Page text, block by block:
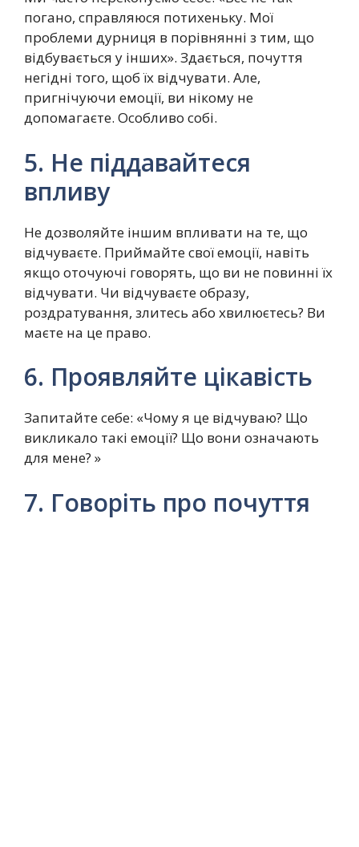
погано, справляюся потихеньку. Мої
проблеми дурниця в порівнянні з тим, що
відбувається у інших». Здається, почуття
негідні того, щоб їх відчувати. Але,
пригнічуючи емоції, ви нікому не
допомагаєте. Особливо собі.
5. Не піддавайтеся
впливу
Не дозволяйте іншим впливати на те, що
відчуваєте. Приймайте свої емоції, навіть
якщо оточуючі говорять, що ви не повинні їх
відчувати. Чи відчуваєте образу,
роздратування, злитесь або хвилюєтесь? Ви
маєте на це право.
6. Проявляйте цікавість
Запитайте себе: «Чому я це відчуваю? Що
викликало такі емоції? Що вони означають
для мене? »
7. Говоріть про почуття